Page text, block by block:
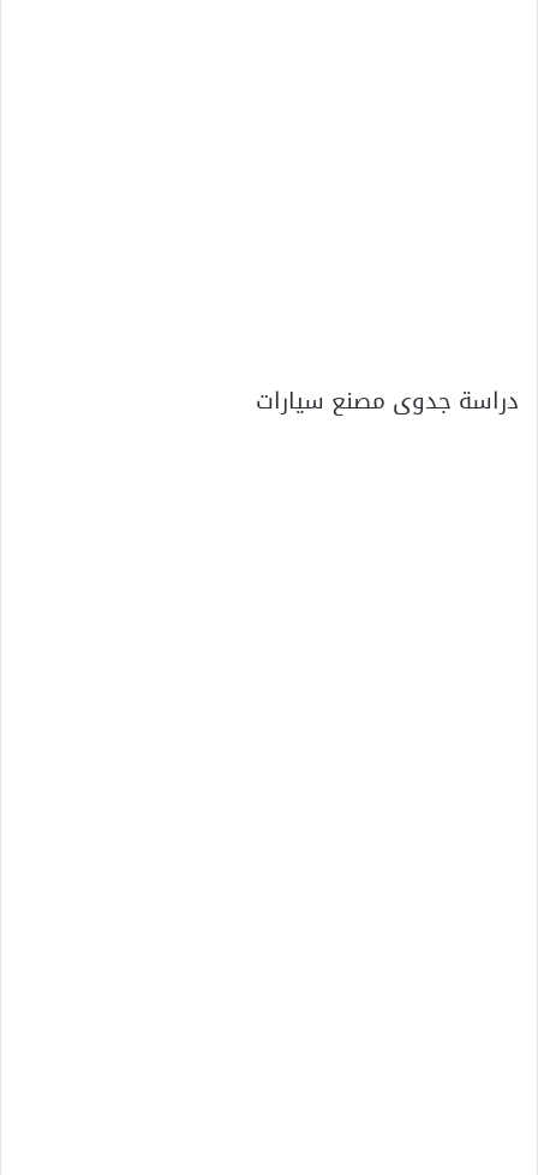
دراسة جدوى مصنع سيارات